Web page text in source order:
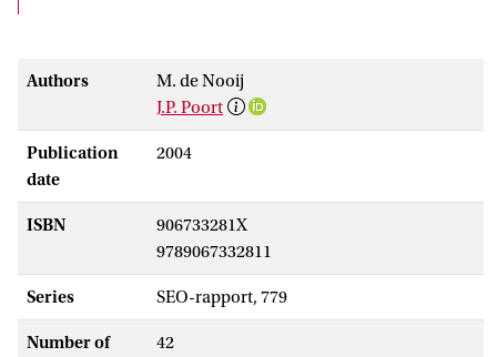
Authors
M. de Nooij
J.P. Poort
Publication
date
2004
ISBN
906733281X
9789067332811
Series SEO-rapport, 779
Number of
42